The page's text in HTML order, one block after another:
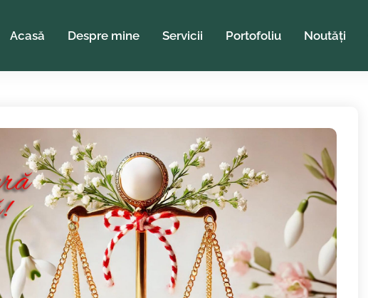
Acasă Despre mine Servicii Portofoliu Noutăți